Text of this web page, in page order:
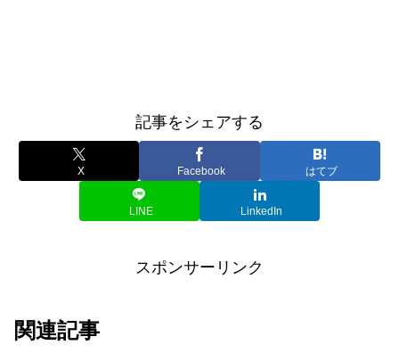
記事をシェアする
X Facebook はてブ
LINE LinkedIn
スポンサーリンク
関連記事